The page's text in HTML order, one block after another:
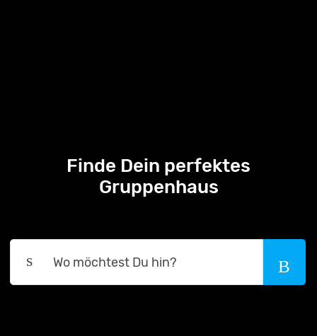
Finde Dein perfektes
Gruppenhaus